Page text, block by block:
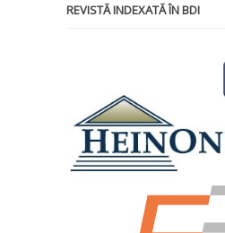
REVISTĂ INDEXATĂ ÎN BDI